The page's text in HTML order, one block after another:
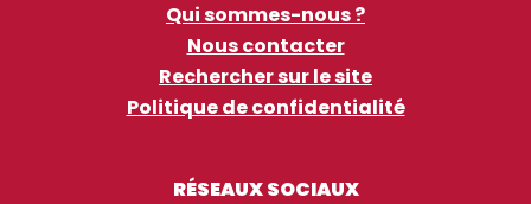
Qui sommes-nous ?
Nous contacter
Rechercher sur le site
Politique de confidentialité
RÉSEAUX SOCIAUX